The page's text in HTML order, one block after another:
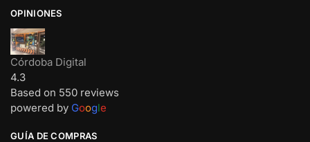
OPINIONES
Córdoba Digital
4.3
Based on 550 reviews
powered by Google
GUÍA DE COMPRAS